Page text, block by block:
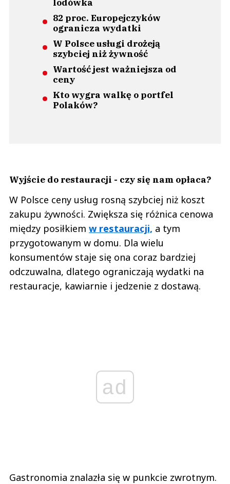
82 proc. Europejczyków
ogranicza wydatki
W Polsce usługi drożeją
szybciej niż żywność
Wartość jest ważniejsza od
ceny
Kto wygra walkę o portfel
Polaków?
Wyjście do restauracji - czy się nam opłaca?
W Polsce ceny usług rosną szybciej niż koszt
zakupu żywności. Zwiększa się różnica cenowa
między posiłkiem w restauracji, a tym
przygotowanym w domu. Dla wielu
konsumentów staje się ona coraz bardziej
odczuwalna, dlatego ograniczają wydatki na
restauracje, kawiarnie i jedzenie z dostawą.
ad
Gastronomia znalazła się w punkcie zwrotnym.